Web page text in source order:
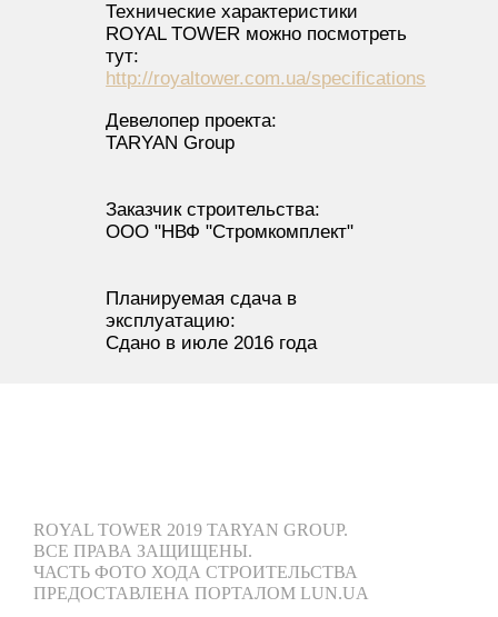
Технические характеристики
ROYAL TOWER можно посмотреть
тут:
http://royaltower.com.ua/specifications
Девелопер проекта:
TARYAN Group
Заказчик строительства:
ООО "НВФ "Стромкомплект"
Планируемая сдача в
эксплуатацию:
Сдано в июле 2016 года
ROYAL TOWER 2019 TARYAN GROUP.
ВСЕ ПРАВА ЗАЩИЩЕНЫ.
ЧАСТЬ ФОТО ХОДА СТРОИТЕЛЬСТВА
ПРЕДОСТАВЛЕНА ПОРТАЛОМ LUN.UA